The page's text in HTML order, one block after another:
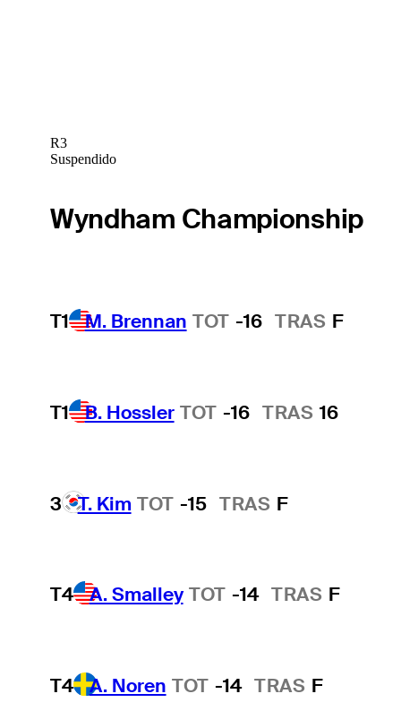
R3
Suspendido
Wyndham Championship
T1 M. Brennan TOT -16 TRAS F
T1 B. Hossler TOT -16 TRAS 16
3 T. Kim TOT -15 TRAS F
T4 A. Smalley TOT -14 TRAS F
T4 A. Noren TOT -14 TRAS F